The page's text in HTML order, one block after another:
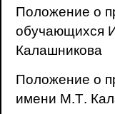
Положение о
обучающихся
Калашникова
Положение о
имени М.Т.